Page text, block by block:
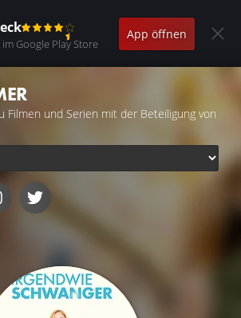
Google Play Store
App öffnen
Filmen und Serien mit der Beteiligung von